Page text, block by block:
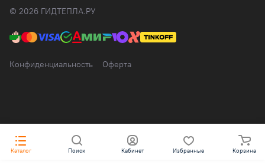
© 2026 ГИДТЕПЛА.РУ
Конфиденциальность Оферта
Каталог Поиск Кабинет Избранные Корзина